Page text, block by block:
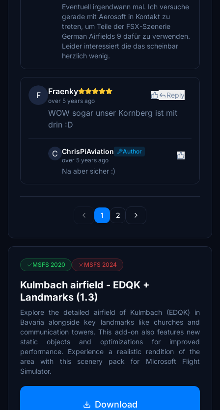
Eventuell irgendwann mal. Ich versuche
gerade mit Aerosoft in Kontakt zu
treten, um Teile der FSX-Szenerie
German Airfields 9 dafür zu verwenden.
Leider interessiert die das scheinbar
herzlich wenig.
F Fraenky
over 5 years ago
Reply
WOW sogar unser Kornberg ist mit
drin :D
C ChrisPiAviation
Author
over 5 years ago
Na aber sicher :)
1 2
MSFS 2020 MSFS 2024
Kulmbach airfield - EDQK +
Landmarks (1.3)
Explore the detailed airfield of Kulmbach (EDQK) in
Bavaria alongside key landmarks like churches and
communication towers. This add-on also features new
static objects and optimizations for improved
performance. Experience a realistic rendition of the
area with this scenery pack for Microsoft Flight
Simulator.
Download